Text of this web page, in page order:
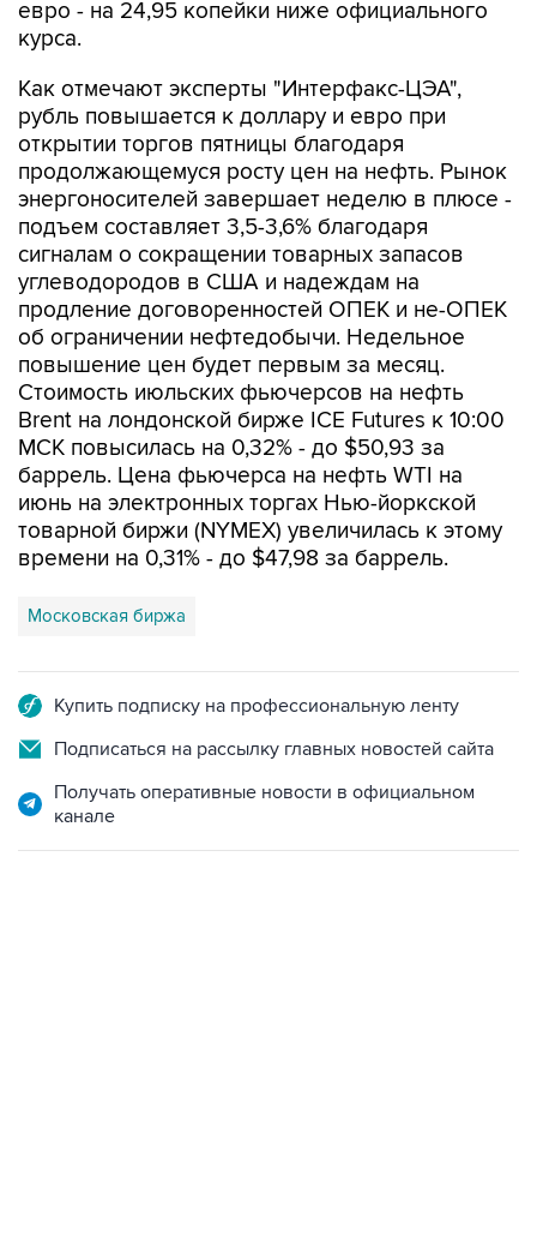
евро - на 24,95 копейки ниже официального
курса.
Как отмечают эксперты "Интерфакс-ЦЭА",
рубль повышается к доллару и евро при
открытии торгов пятницы благодаря
продолжающемуся росту цен на нефть. Рынок
энергоносителей завершает неделю в плюсе -
подъем составляет 3,5-3,6% благодаря
сигналам о сокращении товарных запасов
углеводородов в США и надеждам на
продление договоренностей ОПЕК и не-ОПЕК
об ограничении нефтедобычи. Недельное
повышение цен будет первым за месяц.
Стоимость июльских фьючерсов на нефть
Brent на лондонской бирже ICE Futures к 10:00
МСК повысилась на 0,32% - до $50,93 за
баррель. Цена фьючерса на нефть WTI на
июнь на электронных торгах Нью-йоркской
товарной биржи (NYMEX) увеличилась к этому
времени на 0,31% - до $47,98 за баррель.
Московская биржа
Купить подписку на профессиональную ленту
Подписаться на рассылку главных новостей сайта
Получать оперативные новости в официальном
канале